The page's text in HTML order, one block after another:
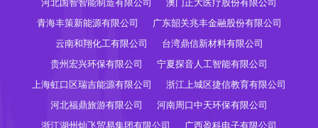
河北国智智能制造有限公司
澳门正大医疗股份有限公司
青海丰策新能源有限公司
广东韶关兆丰金融股份有限公司
云南和翔化工有限公司
台湾鼎信新材料有限公司
贵州宏兴环保有限公司
宁夏探音人工智能有限公司
上海虹口区瑞吉能源有限公司
浙江上城区捷信教育有限公司
河北福鼎旅游有限公司
河南周口中天环保有限公司
浙江湖州灿飞贸易集团有限公司
广西盈科电子有限公司